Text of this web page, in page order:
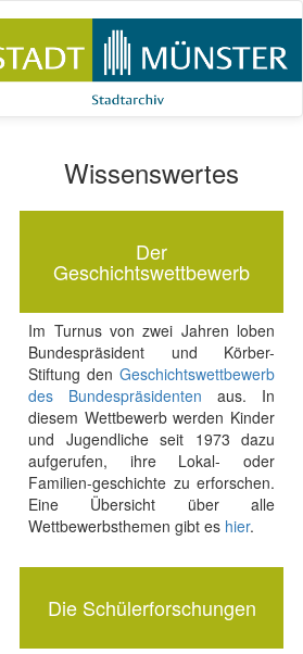
Wissenswertes
Der
Geschichtswettbewerb
Im Turnus von zwei Jahren loben
Bundespräsident und Körber-
Stiftung den Geschichtswettbewerb
des Bundespräsidenten aus. In
diesem Wettbewerb werden Kinder
und Jugendliche seit 1973 dazu
aufgerufen, ihre Lokal- oder
Familien-geschichte zu erforschen.
Eine Übersicht über alle
Wettbewerbsthemen gibt es hier.
Die Schülerforschungen